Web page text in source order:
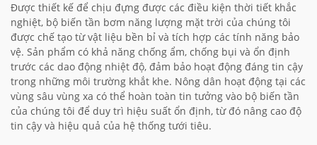
Được thiết kế để chịu đựng được các điều kiện thời tiết khắc
nghiệt, bộ biến tần bơm năng lượng mặt trời của chúng tôi
được chế tạo từ vật liệu bền bỉ và tích hợp các tính năng bảo
vệ. Sản phẩm có khả năng chống ẩm, chống bụi và ổn định
trước các dao động nhiệt độ, đảm bảo hoạt động đáng tin cậy
trong những môi trường khắt khe. Nông dân hoạt động tại các
vùng sâu vùng xa có thể hoàn toàn tin tưởng vào bộ biến tần
của chúng tôi để duy trì hiệu suất ổn định, từ đó nâng cao độ
tin cậy và hiệu quả của hệ thống tưới tiêu.